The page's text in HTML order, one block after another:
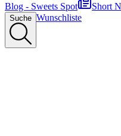
Blog - Sweets Spot
Short
Suche Wunschliste